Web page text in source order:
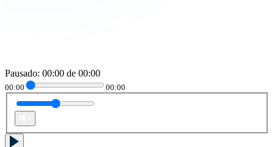
Pausado: 00:00 de 00:00
00:00 00:00